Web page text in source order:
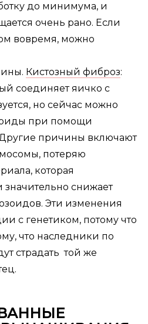
до минимума, и
очень рано. Если
вовремя, можно
Кистозный фиброз:
соединяет яичко с
но сейчас можно
при помощи
причины включают
потеряю
которая
снижает
Эти изменения
с генетиком, потому что
что наследники по
страдать той же